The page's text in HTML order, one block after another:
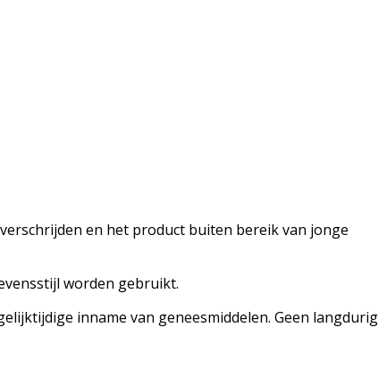
en het product buiten bereik van jonge
worden gebruikt.
inname van geneesmiddelen. Geen langdurig